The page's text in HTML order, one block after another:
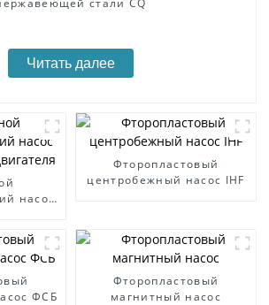
Читать далее
насос
Фторопластовый
центробежный насос IHF
ФСБ
Фторопластовый
магнитный насос